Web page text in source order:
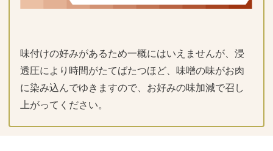
味付けの好みがあるため一概にはいえませんが、浸
透圧により時間がたてばたつほど、味噌の味がお肉
に染み込んでゆきますので、お好みの味加減で召し
上がってください。